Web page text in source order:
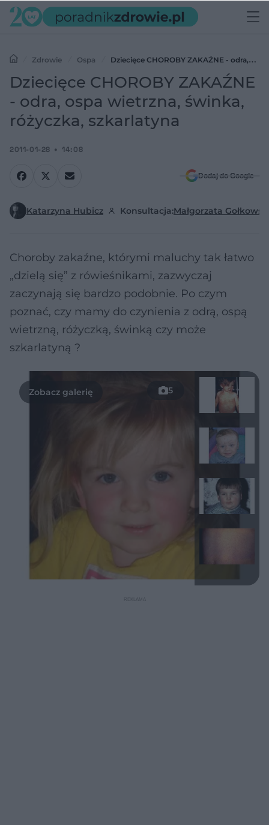
Zdrowie Ospa
Dziecięce CHOROBY ZAKAŹNE - odra,
ospa wietrzna, świnka, różyczka, szkarlatyna
Dziecięce CHOROBY ZAKAŹNE
- odra, ospa wietrzna, świnka,
różyczka, szkarlatyna
2011-01-28 14:08
Dodaj do Google
Katarzyna Hubicz Konsultacja:Małgorzata
Choroby zakaźne, którymi maluchy tak łatwo
„dzielą się” z rówieśnikami, zazwyczaj
zaczynają się bardzo podobnie. Po czym
poznać, czy mamy do czynienia z odrą, ospą
wietrzną, różyczką, świnką czy może
szkarlatyną ?
5